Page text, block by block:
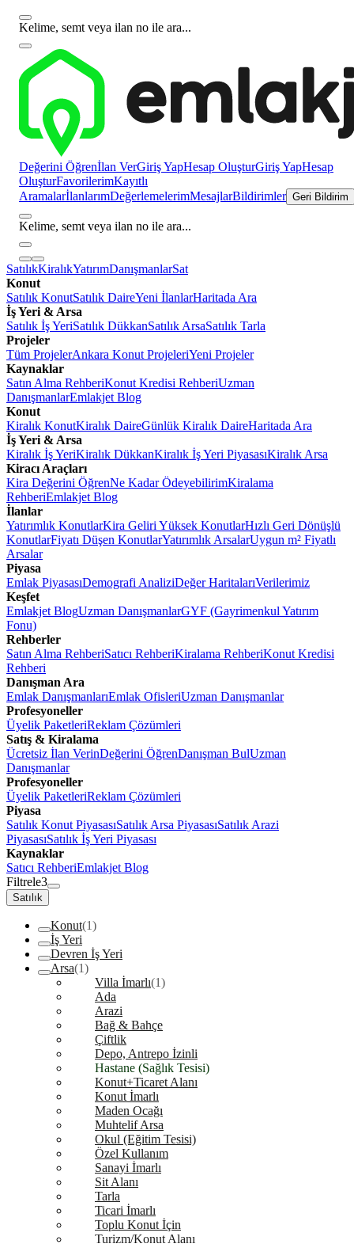
Kelime, semt veya ilan no ile ara...
Değerini Öğrenİlan VerGiriş YapHesap OluşturGiriş YapHesap
OluşturFavorilerimKayıtlı
AramalarİlanlarımDeğerlemelerimMesajlarBildirimler Geri Bildirim
Kelime, semt veya ilan no ile ara...
SatılıkKiralıkYatırımDanışmanlarSat
Konut
Satılık KonutSatılık DaireYeni İlanlarHaritada Ara
İş Yeri & Arsa
Satılık İş YeriSatılık DükkanSatılık ArsaSatılık Tarla
Projeler
Tüm ProjelerAnkara Konut ProjeleriYeni Projeler
Kaynaklar
Satın Alma RehberiKonut Kredisi RehberiUzman
DanışmanlarEmlakjet Blog
Konut
Kiralık KonutKiralık DaireGünlük Kiralık DaireHaritada Ara
İş Yeri & Arsa
Kiralık İş YeriKiralık DükkanKiralık İş Yeri PiyasasıKiralık Arsa
Kiracı Araçları
Kira Değerini ÖğrenNe Kadar ÖdeyebilirimKiralama
RehberiEmlakjet Blog
İlanlar
Yatırımlık KonutlarKira Geliri Yüksek KonutlarHızlı Geri Dönüşlü
KonutlarFiyatı Düşen KonutlarYatırımlık ArsalarUygun m² Fiyatlı
Arsalar
Piyasa
Emlak PiyasasıDemografi AnaliziDeğer HaritalarıVerilerimiz
Keşfet
Emlakjet BlogUzman DanışmanlarGYF (Gayrimenkul Yatırım
Fonu)
Rehberler
Satın Alma RehberiSatıcı RehberiKiralama RehberiKonut Kredisi
Rehberi
Danışman Ara
Emlak DanışmanlarıEmlak OfisleriUzman Danışmanlar
Profesyoneller
Üyelik PaketleriReklam Çözümleri
Satış & Kiralama
Ücretsiz İlan VerinDeğerini ÖğrenDanışman BulUzman
Danışmanlar
Profesyoneller
Üyelik PaketleriReklam Çözümleri
Piyasa
Satılık Konut PiyasasıSatılık Arsa PiyasasıSatılık Arazi
PiyasasıSatılık İş Yeri Piyasası
Kaynaklar
Satıcı RehberiEmlakjet Blog
Filtrele3
Satılık
Konut(1)
İş Yeri
Devren İş Yeri
Arsa(1)
Villa İmarlı(1)
Ada
Arazi
Bağ & Bahçe
Çiftlik
Depo, Antrepo İzinli
Hastane (Sağlık Tesisi)
Konut+Ticaret Alanı
Konut İmarlı
Maden Ocağı
Muhtelif Arsa
Okul (Eğitim Tesisi)
Özel Kullanım
Sanayi İmarlı
Sit Alanı
Tarla
Ticari İmarlı
Toplu Konut İçin
Turizm/Konut Alanı